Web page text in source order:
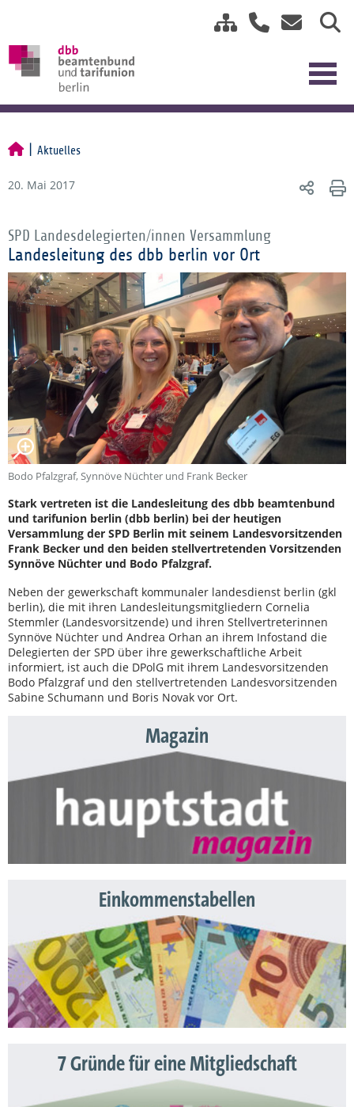
Aktuelles
20. Mai 2017
SPD Landesdelegierten/innen Versammlung
Landesleitung des dbb berlin vor Ort
Bodo Pfalzgraf, Synnöve Nüchter und Frank Becker
Stark vertreten ist die Landesleitung des dbb beamtenbund
und tarifunion berlin (dbb berlin) bei der heutigen
Versammlung der SPD Berlin mit seinem Landesvorsitzenden
Frank Becker und den beiden stellvertretenden Vorsitzenden
Synnöve Nüchter und Bodo Pfalzgraf.
Neben der gewerkschaft kommunaler landesdienst berlin (gkl
berlin), die mit ihren Landesleitungsmitgliedern Cornelia
Stemmler (Landesvorsitzende) und ihren Stellvertreterinnen
Synnöve Nüchter und Andrea Orhan an ihrem Infostand die
Delegierten der SPD über ihre gewerkschaftliche Arbeit
informiert, ist auch die DPolG mit ihrem Landesvorsitzenden
Bodo Pfalzgraf und den stellvertretenden Landesvorsitzenden
Sabine Schumann und Boris Novak vor Ort.
Magazin
Einkommenstabellen
7 Gründe für eine Mitgliedschaft